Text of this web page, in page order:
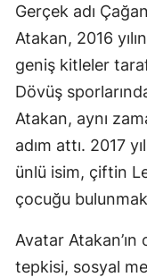
Gerçek adı
Atakan, 2016
geniş kitleler
Dövüş
Atakan, aynı
adım attı. 2017
ünlü isim, çiftin
çocuğu
Avatar Atakan’ın
tepkisi, sosyal